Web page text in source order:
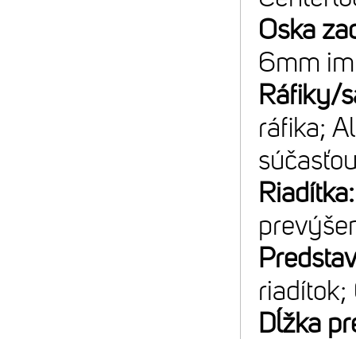
Oska
6mm
Ráfiky/
ráfika;
riadítok;
Dĺžka